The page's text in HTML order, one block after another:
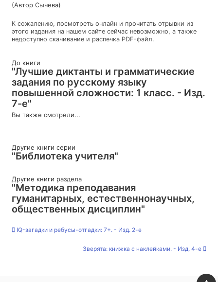
(Автор Сычева)
К сожалению, посмотреть онлайн и прочитать отрывки из
этого издания на нашем сайте сейчас невозможно, а также
недоступно скачивание и распечка PDF-файл.
До книги
"Лучшие диктанты и грамматические
задания по русскому языку
повышенной сложности: 1 класс. - Изд.
7-е"
Вы также смотрели...
Другие книги серии
"Библиотека учителя"
Другие книги раздела
"Методика преподавания
гуманитарных, естественнонаучных,
общественных дисциплин"
IQ-загадки и ребусы-отгадки: 7+. - Изд. 2-е
Зверята: книжка с наклейками. - Изд. 4-е